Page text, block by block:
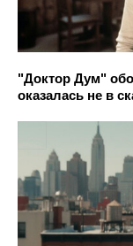
"Доктор Дум"
оказалась не в